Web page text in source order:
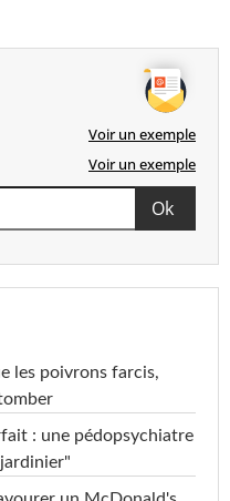
Voir un exemple
Voir un exemple
les poivrons farcis,
: une pédopsychiatre